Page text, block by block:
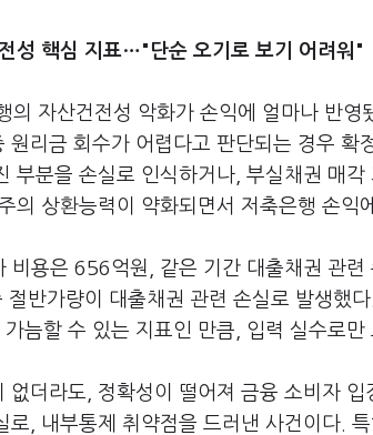
성 핵심 지표…"단순 오기로 보기 어려워"
의 자산건전성 악화가 손익에 얼마나 반영
원리금 회수가 어렵다고 판단되는 경우 확
부분을 손실로 인식하거나, 부실채권 매
의 상환능력이 약화되면서 저축은행 손익
비용은 656억원, 같은 기간 대출채권 관
반가량이 대출채권 관련 손실로 발생했
늠할 수 있는 지표인 만큼, 입력 실수로만
없더라도, 정확성이 떨어져 금융 소비자
로, 내부통제 취약점을 드러낸 사건이다.